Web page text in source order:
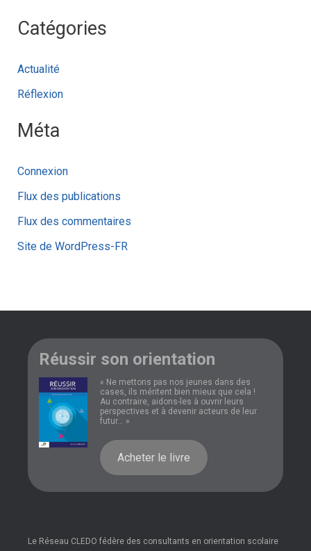
Catégories
Actualité
Réflexion
Méta
Connexion
Flux des publications
Flux des commentaires
Site de WordPress-FR
Réussir son orientation
« Ne mettons pas nos jeunes dans des
cases, ils méritent bien mieux que cela !
Au contraire, aidons-les à ouvrir leurs
perspectives et à devenir acteurs de leur
futur... »
Acheter le livre
Le Réseau CLEDO fédère des consultants en orientation scolaire